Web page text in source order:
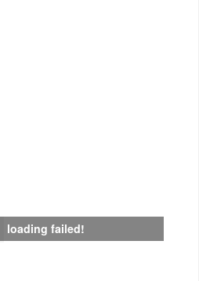
loading failed!